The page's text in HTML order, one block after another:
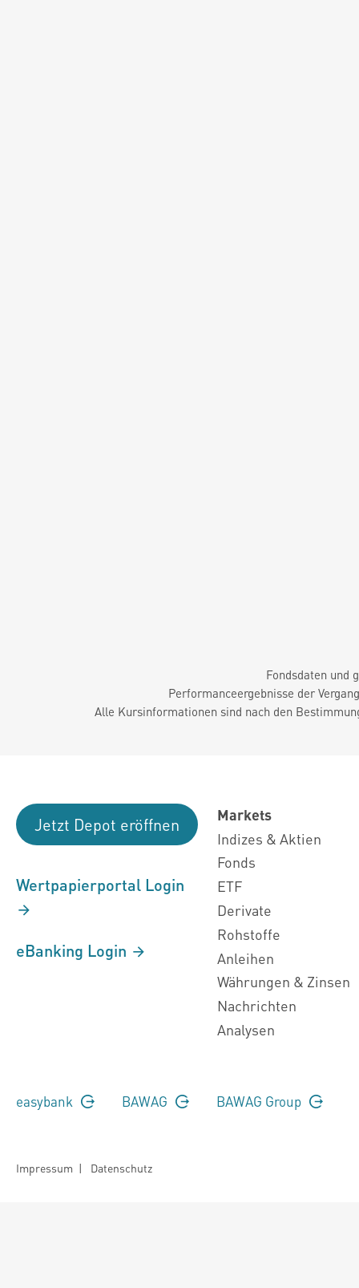
Fondsdaten und
Performanceergebnisse der
Alle Kursinformationen sind nach den
Jetzt Depot eröffnen
Wertpapierportal Login
eBanking Login
Markets
Indizes & Aktien
Fonds
ETF
Derivate
Rohstoffe
Anleihen
Währungen & Zinsen
Nachrichten
Analysen
easybank BAWAG BAWAG Group
Impressum | Datenschutz